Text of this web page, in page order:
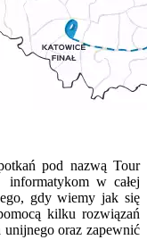
pod nazwą Tour
w całej
gdy wiemy jak się
kilku rozwiązań
oraz zapewnić